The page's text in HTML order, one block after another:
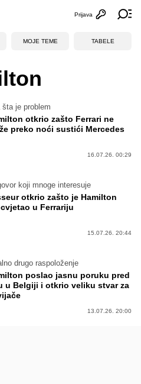
Otvori
Prijava
MOJE TEME TABELE
šta je problem
otkrio zašto Ferrari ne
preko noći sustići Mercedes
16.07.26. 00:29
koji mnoge interesuje
otkrio zašto je Hamilton
u Ferrariju
15.07.26. 20:44
drugo raspoloženje
poslao jasnu poruku pred
u Belgiji i otkrio veliku stvar za
13.07.26. 20:00